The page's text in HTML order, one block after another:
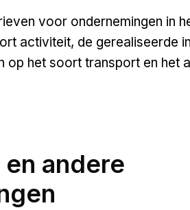
voor ondernemingen in
activiteit, de gerealiseerde
het soort transport en het
andere